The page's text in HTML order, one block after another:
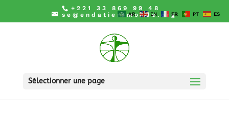
+221 33 869 99 48
se@endatiersmonde.org
Sélectionner une page
AR EN FR PT ES